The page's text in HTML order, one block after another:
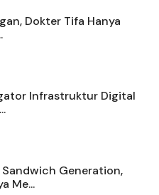
Dokter Tifa Hanya
Infrastruktur Digital
Generation,
Me...